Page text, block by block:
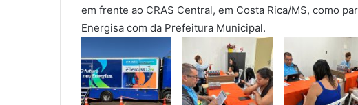
em frente ao CRAS Central, em Costa Rica/MS, como
Energisa com da Prefeitura Municipal.